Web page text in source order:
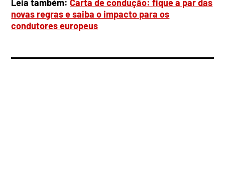
Leia também:Carta de condução: fique a par das
novas regras e saiba o impacto para os
condutores europeus